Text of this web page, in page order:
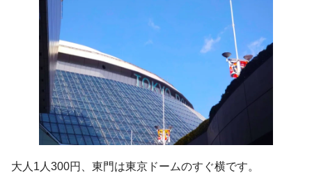
大人1人300円、東門は東京ドームのすぐ横です。